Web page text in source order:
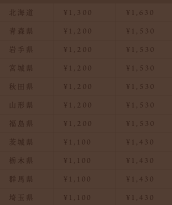
北海道
¥1,300
¥1,630
青森県
¥1,200
¥1,530
岩手県
¥1,200
¥1,530
宮城県
¥1,200
¥1,530
秋田県
¥1,200
¥1,530
山形県
¥1,200
¥1,530
福島県
¥1,200
¥1,530
茨城県
¥1,100
¥1,430
栃木県
¥1,100
¥1,430
群馬県
¥1,100
¥1,430
埼玉県
¥1,100
¥1,430